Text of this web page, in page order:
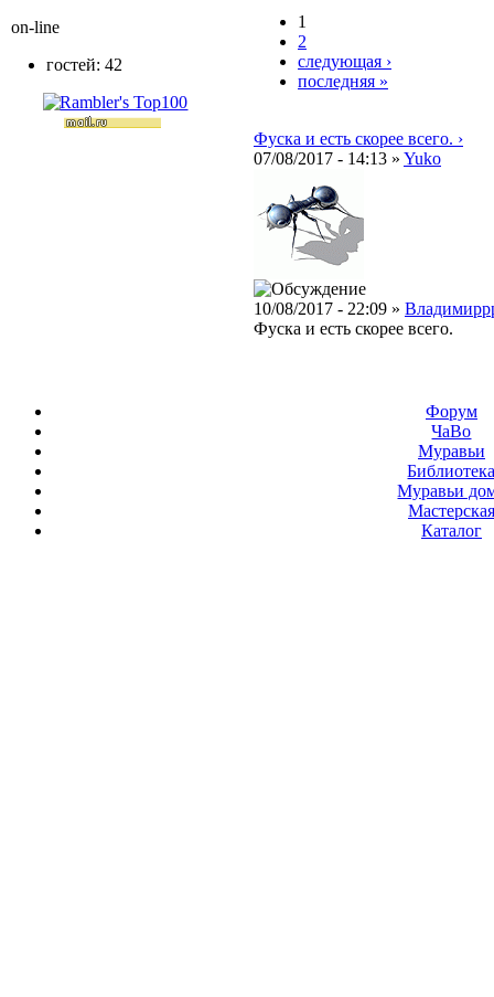
1
2
следующая ›
последняя »
Фуска и есть скорее всего. ›
07/08/2017 - 14:13 » Yuko
10/08/2017 - 22:09 »
Фуска и есть скорее всего.
on-line
гостей: 42
Форум
ЧаВо
Муравьи
Муравьи
Мастерская
Каталог